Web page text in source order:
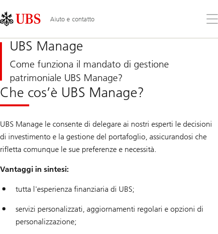
Links
Area
Aiuto e contatto
il
UBS Manage
Come funziona il mandato di gestione
patrimoniale UBS Manage?
Che cos’è UBS Manage?
UBS Manage le consente di delegare ai nostri esperti le decisioni
di investimento e la gestione del portafoglio, assicurandosi che
rifletta comunque le sue preferenze e necessità.
Vantaggi in sintesi:
tutta l'esperienza finanziaria di UBS;
servizi personalizzati, aggiornamenti regolari e opzioni di
personalizzazione;